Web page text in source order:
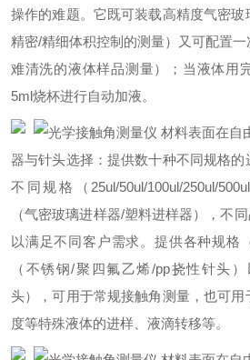
操作的难题。它既可装载高精度气密
精密/精细体积控制的测量）又可配置
难清洗的液体样品测量）；当液体用
5ml烧杯进行自动加液。
器与针头选择：提供数十种不同规格
不同规格（25ul/50ul/100ul/250ul/
（气密玻璃进样器/塑料进样器），不
以满足不同客户需求。提供各种规格
（不锈钢/聚四氟乙烯/pp挠性针头
头），可用于常规接触角测量，也可
度等特殊液体的进样、液滴转移等。